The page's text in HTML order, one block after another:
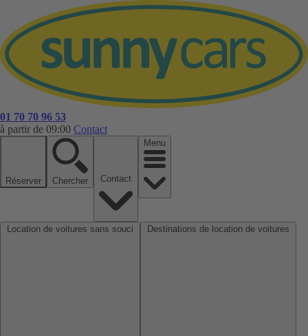
01 70 70 96 53
à partir de 09:00 Contact
Réserver Chercher
Menu